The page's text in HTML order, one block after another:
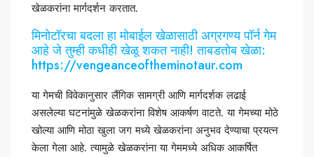
खेळकरांना मार्गदर्शन करतात.
मिनोटॉरचा बदला हा मोबाईल खेळासाठी अग्रगण्य पॉर्न गेम
आहे जे तुम्ही कधीही खेळू शकत नाही! ताबडतोब खेळा:
https://vengeanceoftheminotaur.com
या गेमची विवेकानुसार लैंगिक सामग्री आणि मार्गदर्शक लढाई
असलेल्या घटनांमुळे खेळकरांना विशेष आकर्षण वाटते. या गेमच्या मोठे
खोल्या आणि मोठा खुला जग मध्ये खेळकरांना अनुभव देण्याचा प्रयत्न
केला गेला आहे. त्यामुळे खेळकरांना या गेममध्ये अधिक आकर्षित